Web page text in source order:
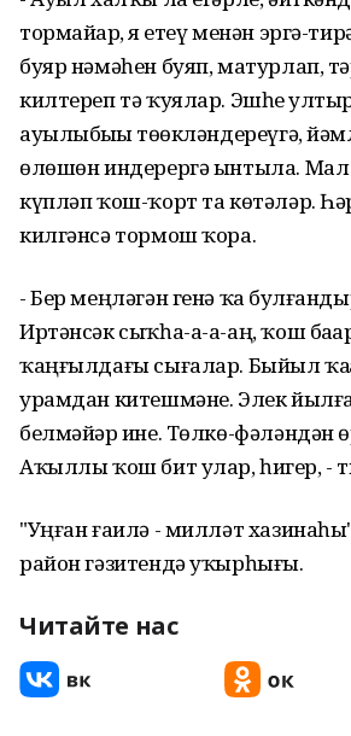
тормайҙар, яҙ етеү менән эргә-
буяр нәмәһен буяп, матурлап,
килтереп тә ҡуялар. Эшһеҙ
ауылыбыҙҙы төҙөкләндереүгә,
өлөшөн индерергә ынтыла. Мал
күпләп ҡош-ҡорт та көтәләр.
килгәнсә тормош ҡора.
- Бер меңләгән генә ҡаҙ
Иртәнсәк сыҡһа-а-а-аң, ҡош
ҡаңғылдағы сығалар. Быйыл
урамдан китешмәне. Элек
белмәйҙәр ине. Төлкө-фәләндән
Аҡыллы ҡош бит улар, һиҙгер, -
"Уңған ғаилә - милләт
район гәзитендә уҡырһығыҙ.
Читайте нас